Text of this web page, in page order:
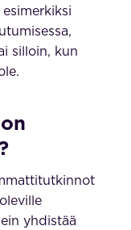
silloin, kun
yhdistää